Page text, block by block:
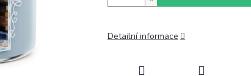
Detailní informace